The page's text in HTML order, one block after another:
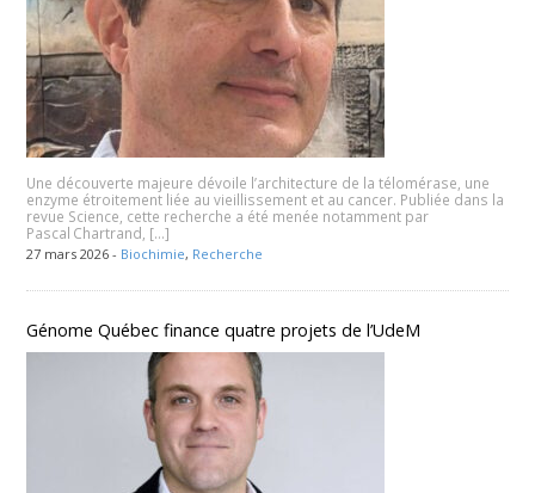
Une découverte majeure dévoile l’architecture de la télomérase, une
enzyme étroitement liée au vieillissement et au cancer. Publiée dans la
revue Science, cette recherche a été menée notamment par
Pascal Chartrand, […]
27 mars 2026 - Biochimie, Recherche
Génome Québec finance quatre projets de l’UdeM